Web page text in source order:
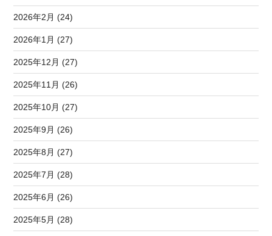
2026年2月 (24)
2026年1月 (27)
2025年12月 (27)
2025年11月 (26)
2025年10月 (27)
2025年9月 (26)
2025年8月 (27)
2025年7月 (28)
2025年6月 (26)
2025年5月 (28)